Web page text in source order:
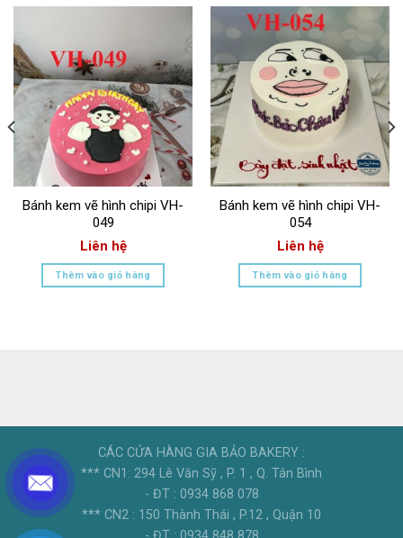
Bánh kem vẽ hình chipi VH-
049
Liên hệ
Thêm vào giỏ hàng
Bánh kem vẽ hình chipi VH-
054
Liên hệ
Thêm vào giỏ hàng
CÁC CỬA HÀNG GIA BẢO BAKERY :
*** CN1: 294 Lê Văn Sỹ , P. 1 , Q. Tân Bình
- ĐT : 0934 868 078
*** CN2 : 150 Thành Thái , P.12 , Quận 10